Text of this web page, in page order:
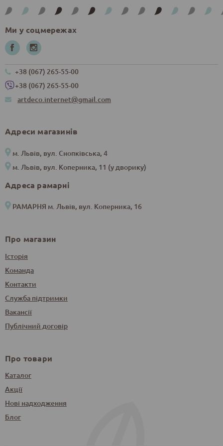
Ми у соцмережах
+38 (067) 265-55-00
+38 (067) 265-55-00
artdeco.internet@gmail.com
Адреси магазинів
м. Львів, вул. Снопківська, 4
м. Львів, вул. Коперника, 11 (у дворику)
Адреса рамарні
РАМАРНЯ м. Львів, вул. Коперника, 16
Про магазин
Історія
Команда
Контакти
Служба підтримки
Вакансії
Публічний договір
Про товари
Каталог
Акції
Нові надходження
Блог